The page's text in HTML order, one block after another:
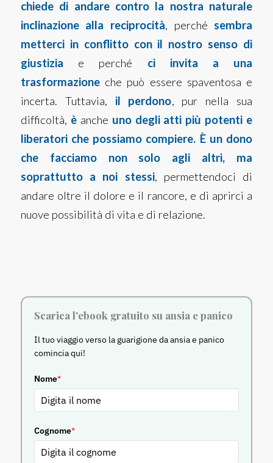
chiede di andare contro la nostra naturale
inclinazione alla reciprocità, perché sembra
metterci in conflitto con il nostro senso di
giustizia e perché ci invita a una
trasformazioneche può essere spaventosa e
incerta. Tuttavia, il perdono, pur nella sua
difficoltà, èanche uno degli atti più potenti e
liberatori che possiamo compiere. È un dono
che facciamo non solo agli altri, ma
soprattutto a noi stessi, permettendoci di
andare oltre il dolore e il rancore, e di aprirci a
nuove possibilità di vita e di relazione.
Scarica l'ebook gratuito su ansia e panico
Il tuo viaggio verso la guarigione da ansia e panico
comincia qui!
Nome*
Cognome*